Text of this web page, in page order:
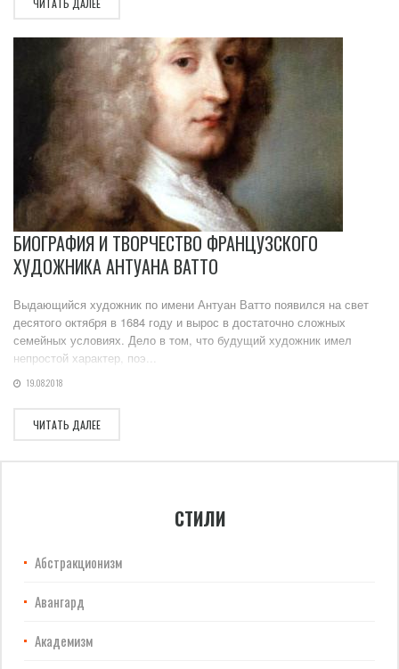
ЧИТАТЬ ДАЛЕЕ
БИОГРАФИЯ И ТВОРЧЕСТВО ФРАНЦУЗСКОГО
ХУДОЖНИКА АНТУАНА ВАТТО
Выдающийся художник по имени Антуан Ватто появился на свет
десятого октября в 1684 году и вырос в достаточно сложных
семейных условиях. Дело в том, что будущий художник имел
непростой характер, поэ...
19.08.2018
ЧИТАТЬ ДАЛЕЕ
СТИЛИ
Абстракционизм
Авангард
Академизм